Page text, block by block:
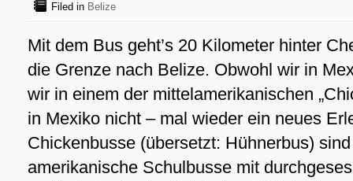
Filed in Belize
Mit dem Bus geht’s 20 Kilometer hinter
die Grenze nach Belize. Obwohl wir in
wir in einem der mittelamerikanischen
in Mexiko nicht – mal wieder ein neues
Chickenbusse (übersetzt: Hühnerbus)
amerikanische Schulbusse mit